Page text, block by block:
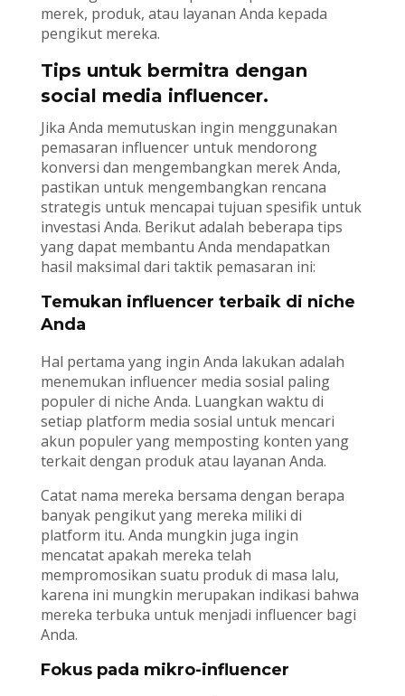
merek, produk, atau layanan Anda kepada
pengikut mereka.
Tips untuk bermitra dengan
social media influencer.
Jika Anda memutuskan ingin menggunakan
pemasaran influencer untuk mendorong
konversi dan mengembangkan merek Anda,
pastikan untuk mengembangkan rencana
strategis untuk mencapai tujuan spesifik untuk
investasi Anda. Berikut adalah beberapa tips
yang dapat membantu Anda mendapatkan
hasil maksimal dari taktik pemasaran ini:
Temukan influencer terbaik di niche
Anda
Hal pertama yang ingin Anda lakukan adalah
menemukan influencer media sosial paling
populer di niche Anda. Luangkan waktu di
setiap platform media sosial untuk mencari
akun populer yang memposting konten yang
terkait dengan produk atau layanan Anda.
Catat nama mereka bersama dengan berapa
banyak pengikut yang mereka miliki di
platform itu. Anda mungkin juga ingin
mencatat apakah mereka telah
mempromosikan suatu produk di masa lalu,
karena ini mungkin merupakan indikasi bahwa
mereka terbuka untuk menjadi influencer bagi
Anda.
Fokus pada mikro-influencer